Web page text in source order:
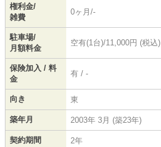
権利金/
雑費
0ヶ月/-
駐車場/
月額料金
空有(1台)/11,000円 (税込)
保険加入 / 料
金
有 / -
向き 東
築年月 2003年 3月 (築23年)
契約期間 2年